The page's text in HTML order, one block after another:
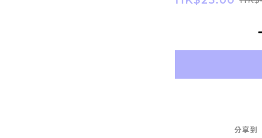
分享到